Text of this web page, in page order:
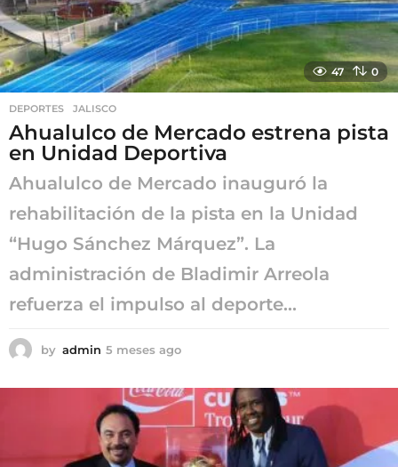
47 0
DEPORTES ,JALISCO
Ahualulco de Mercado estrena pista
en Unidad Deportiva
Ahualulco de Mercado inauguró la
rehabilitación de la pista en la Unidad
“Hugo Sánchez Márquez”. La
administración de Bladimir Arreola
refuerza el impulso al deporte...
by admin 5 meses ago
s
a